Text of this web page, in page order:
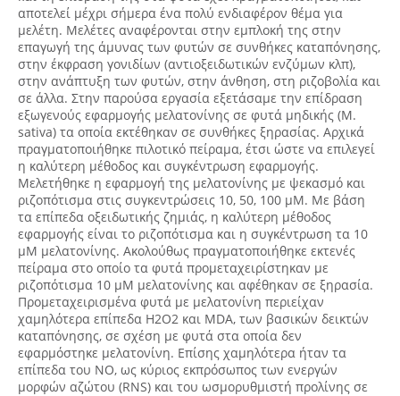
αποτελεί μέχρι σήμερα ένα πολύ ενδιαφέρον θέμα για
μελέτη. Μελέτες αναφέρονται στην εμπλοκή της στην
επαγωγή της άμυνας των φυτών σε συνθήκες καταπόνησης,
στην έκφραση γονιδίων (αντιοξειδωτικών ενζύμων κλπ),
στην ανάπτυξη των φυτών, στην άνθηση, στη ριζοβολία και
σε άλλα. Στην παρούσα εργασία εξετάσαμε την επίδραση
εξωγενούς εφαρμογής μελατονίνης σε φυτά μηδικής (M.
sativa) τα οποία εκτέθηκαν σε συνθήκες ξηρασίας. Αρχικά
πραγματοποιήθηκε πιλοτικό πείραμα, έτσι ώστε να επιλεγεί
η καλύτερη μέθοδος και συγκέντρωση εφαρμογής.
Μελετήθηκε η εφαρμογή της μελατονίνης με ψεκασμό και
ριζοπότισμα στις συγκεντρώσεις 10, 50, 100 μΜ. Με βάση
τα επίπεδα οξειδωτικής ζημιάς, η καλύτερη μέθοδος
εφαρμογής είναι το ριζοπότισμα και η συγκέντρωση τα 10
μΜ μελατονίνης. Ακολούθως πραγματοποιήθηκε εκτενές
πείραμα στο οποίο τα φυτά προμεταχειρίστηκαν με
ριζοπότισμα 10 μΜ μελατονίνης και αφέθηκαν σε ξηρασία.
Προμεταχειρισμένα φυτά με μελατονίνη περιείχαν
χαμηλότερα επίπεδα Η2Ο2 και MDA, των βασικών δεικτών
καταπόνησης, σε σχέση με φυτά στα οποία δεν
εφαρμόστηκε μελατονίνη. Επίσης χαμηλότερα ήταν τα
επίπεδα του ΝΟ, ως κύριος εκπρόσωπος των ενεργών
μορφών αζώτου (RNS) και του ωσμορυθμιστή προλίνης σε